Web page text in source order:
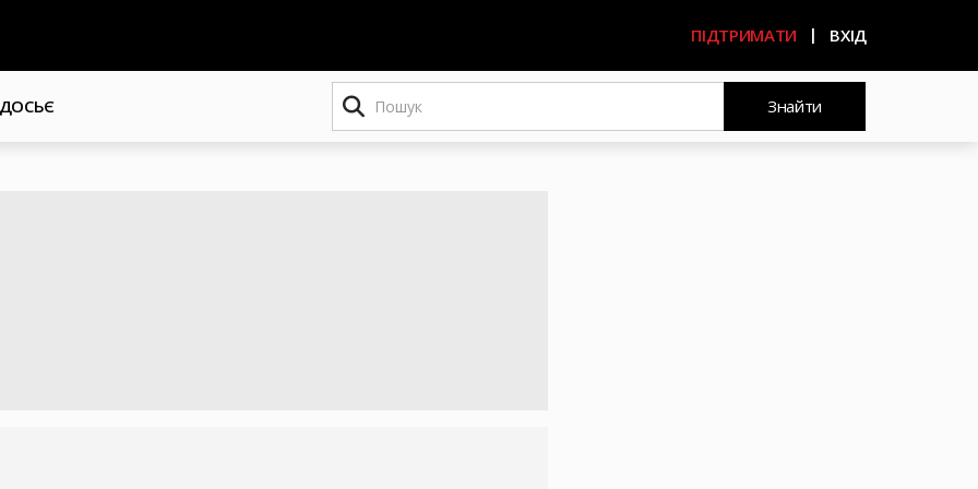
ПІДТРИМАТИ ВХІД
ДОСЬЄ
Пошук
Знайти